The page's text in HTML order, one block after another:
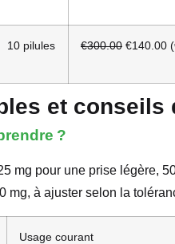
10 pilules €300.00 €140.00
et conseils
?
mg pour une prise légère,
mg, à ajuster selon la
Usage courant